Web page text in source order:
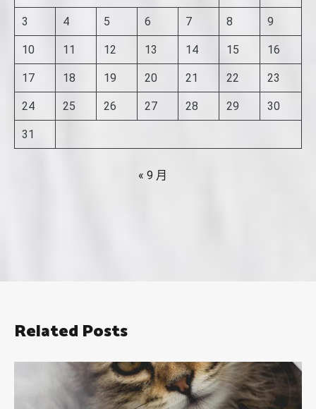
3 4 5 6 7 8 9
10 11 12 13 14 15 16
17 18 19 20 21 22 23
24 25 26 27 28 29 30
31
« 9 月
Related Posts